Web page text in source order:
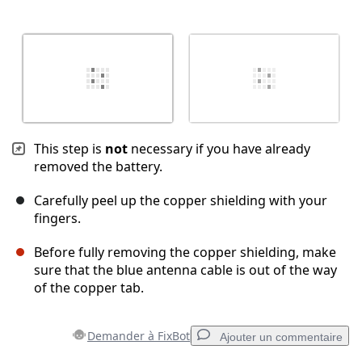
This step is not necessary if you have already
removed the battery.
Carefully peel up the copper shielding with your
fingers.
Before fully removing the copper shielding, make
sure that the blue antenna cable is out of the way
of the copper tab.
Demander à FixBot Ajouter un commentaire